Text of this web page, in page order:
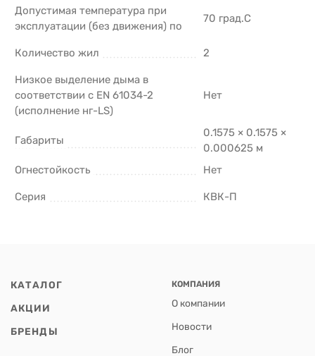
Допустимая температура при
эксплуатации (без движения) по
70 град.C
Количество жил 2
Низкое выделение дыма в
соответствии с EN 61034-2
(исполнение нг-LS)
Нет
Габариты
0.1575 × 0.1575 ×
0.000625 м
Огнестойкость
Нет
Серия КВК-П
КАТАЛОГ
АКЦИИ
БРЕНДЫ
КОМПАНИЯ
О компании
Новости
Блог